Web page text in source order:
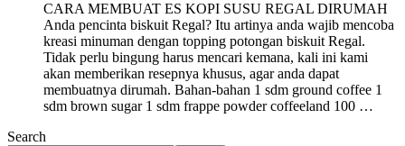
CARA MEMBUAT ES KOPI SUSU REGAL DIRUMAH
Anda pencinta biskuit Regal? Itu artinya anda wajib mencoba
kreasi minuman dengan topping potongan biskuit Regal.
Tidak perlu bingung harus mencari kemana, kali ini kami
akan memberikan resepnya khusus, agar anda dapat
membuatnya dirumah. Bahan-bahan 1 sdm ground coffee 1
sdm brown sugar 1 sdm frappe powder coffeeland 100 …
Search